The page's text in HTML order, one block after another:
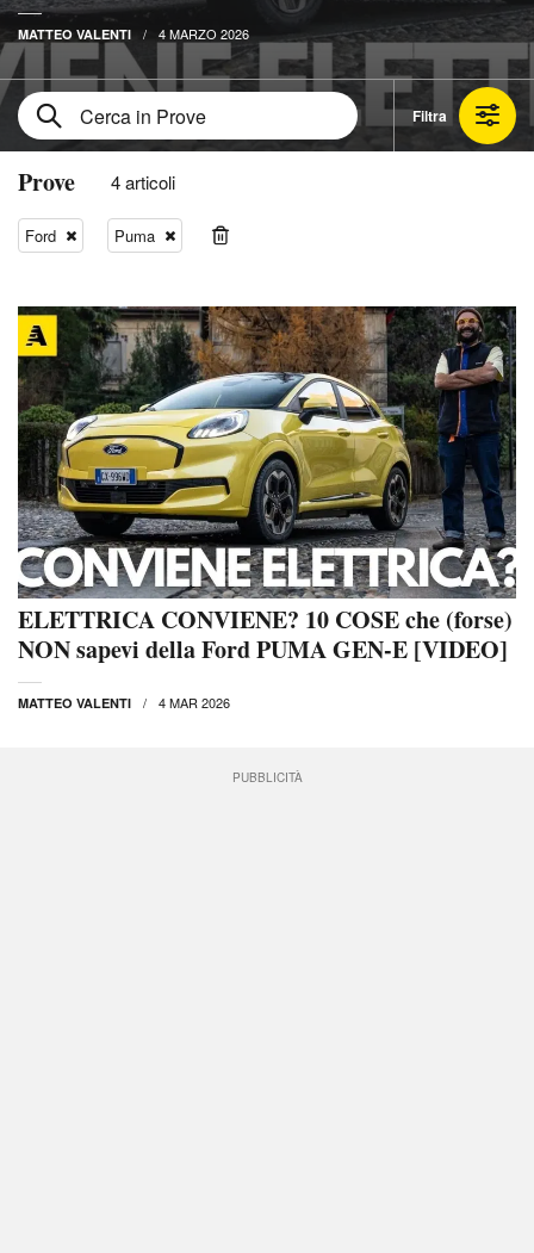
MATTEO VALENTI 4 MARZO 2026
Filtra
Prove 4 articoli
Ford Puma
ELETTRICA CONVIENE? 10 COSE che (forse)
NON sapevi della Ford PUMA GEN-E [VIDEO]
MATTEO VALENTI 4 MAR 2026
PUBBLICITÀ